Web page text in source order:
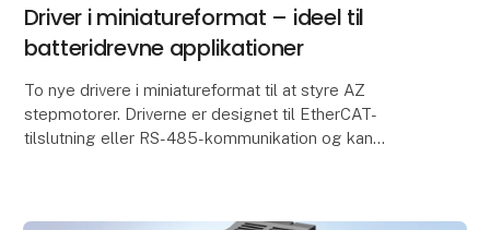
Driver i miniatureformat – ideel til
batteridrevne applikationer
To nye drivere i miniatureformat til at styre AZ
stepmotorer. Driverne er designet til EtherCAT-
tilslutning eller RS-485-kommunikation og kan